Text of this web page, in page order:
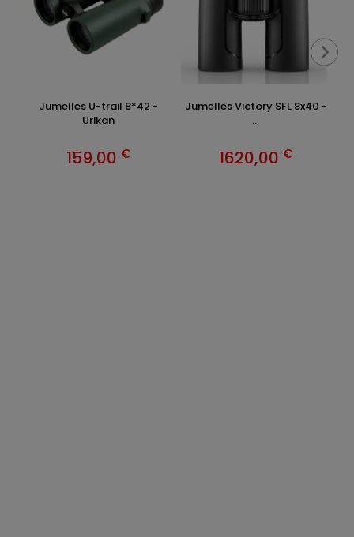
Jumelles U-trail 8*42 -
Urikan
159,00 €
Jumelles Victory SFL 8x40 -
...
1620,00 €